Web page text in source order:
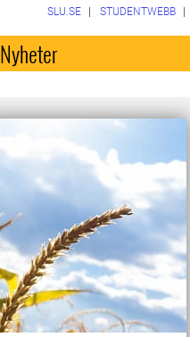
SLU.SE STUDENTWEBB
Nyheter